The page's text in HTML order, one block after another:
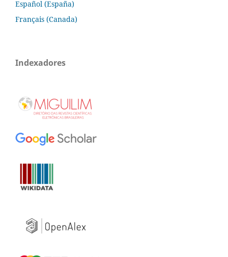
Español (España)
Français (Canada)
Indexadores